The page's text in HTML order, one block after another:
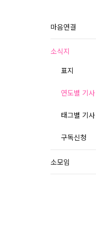
마음연결
소식지
표지
연도별 기사
태그별 기사
구독신청
소모임